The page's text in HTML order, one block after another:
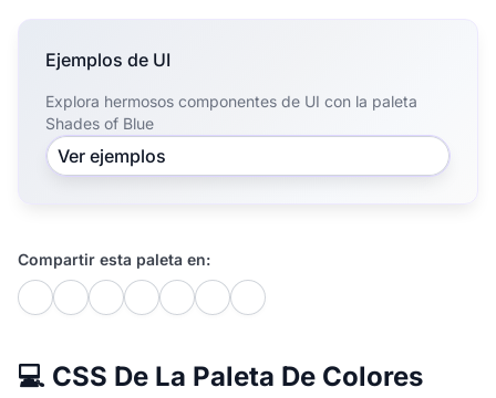
Ejemplos de UI
Explora hermosos componentes de UI con la paleta
Shades of Blue
Ver ejemplos
Compartir esta paleta en:
💻 CSS De La Paleta De Colores